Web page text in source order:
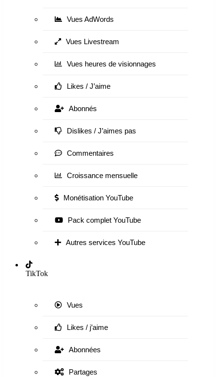
Vues AdWords
Vues Livestream
Vues heures de visionnages
Likes / J’aime
Abonnés
Dislikes / J’aimes pas
Commentaires
Croissance mensuelle
Monétisation YouTube
Pack complet YouTube
Autres services YouTube
TikTok
Vues
Likes / j’aime
Abonnées
Partages